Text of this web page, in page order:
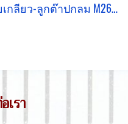
ดายเกลียว-ลูกต๊าปกลม M26x1.0
เรา